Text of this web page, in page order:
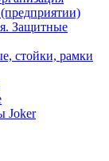
(предприятии)
Защитные
стойки, рамки
Joker